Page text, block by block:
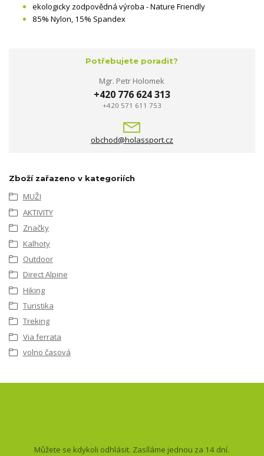
ekologicky zodpovědná výroba - Nature Friendly
85% Nylon, 15% Spandex
Potřebujete poradit?
Mgr. Petr Holomek
+420 776 624 313
+420 571 611 753
obchod@holassport.cz
Zboží zařazeno v kategoriích
MUŽI
AKTIVITY
Značky
Kalhoty
Outdoor
Direct Alpine
Hiking
Turistika
Treking
Via ferrata
volno časová
Můžete se kdykoli odhlásit. Zasíláme jednou za 14 dní.